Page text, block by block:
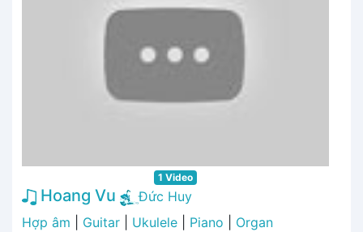
1 Video
Hoang Vu
Đức Huy
Hợp âm
Guitar Ukulele Piano
Organ